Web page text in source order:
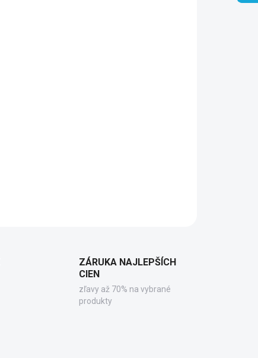
ZÁRUKA NAJLEPŠÍCH
CIEN
zľavy až 70% na vybrané
produkty